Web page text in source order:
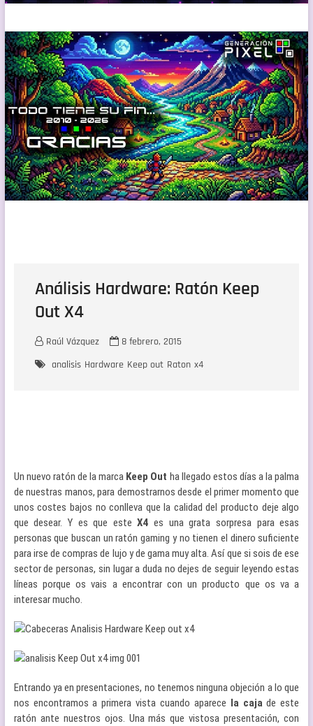
Análisis Hardware: Ratón Keep
Out X4
Raúl Vázquez
8 febrero, 2015
analisis Hardware Keep out Raton x4
Un nuevo ratón de la marca Keep Out ha llegado estos días a la palma
de nuestras manos, para demostrarnos desde el primer momento que
unos costes bajos no conlleva que la calidad del producto deje algo
que desear. Y es que esteX4 es una grata sorpresa para esas
personas que buscan un ratón gaming y no tienen el dinero suficiente
para irse de compras de lujo y de gama muy alta. Así que si sois de ese
sector de personas, sin lugar a duda no dejes de seguir leyendo estas
líneas porque os vais a encontrar con un producto que os va a
interesar mucho.
Entrando ya en presentaciones, no tenemos ninguna objeción a lo que
nos encontramos a primera vista cuando aparece la caja de este
ratón ante nuestros ojos. Una más que vistosa presentación, con